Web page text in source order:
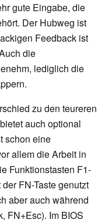
gute Eingabe, die
Der Hubweg ist
Feedback ist
die
lediglich die
zu den teureren
auch optional
schon eine
allem die Arbeit in
Funktionstasten F1-
FN-Taste genutzt
aber auch während
FN+Esc). Im BIOS